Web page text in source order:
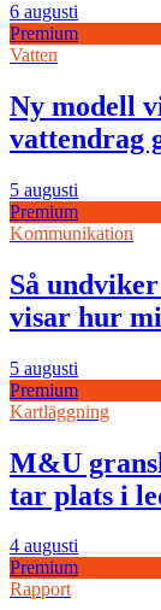
6 augusti
Premium
Vatten
Ny modell
vattendrag
5 augusti
Premium
Kommunikation
Så
visar hur
5 augusti
Premium
Kartläggning
M&U
tar plats i
4 augusti
Premium
Rapport